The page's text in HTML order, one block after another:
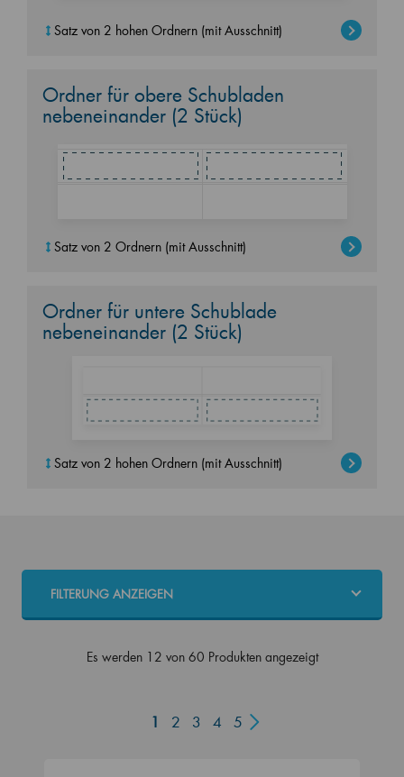
Satz von 2 hohen Ordnern (mit Ausschnitt)
Ordner für obere Schubladen
nebeneinander (2 Stück)
Satz von 2 Ordnern (mit Ausschnitt)
Ordner für untere Schublade
nebeneinander (2 Stück)
Satz von 2 hohen Ordnern (mit Ausschnitt)
FILTERUNG ANZEIGEN
Es werden 12 von 60 Produkten angezeigt
1 2 3 4 5